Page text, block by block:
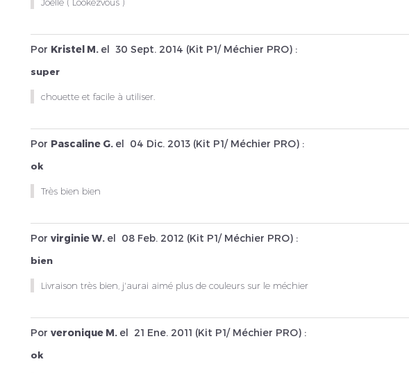
Por Kristel M. el 30 Sept. 2014 (Kit P1/ Méchier PRO) :
super
chouette et facile à utiliser.
Por Pascaline G. el 04 Dic. 2013 (Kit P1/ Méchier PRO) :
ok
Très bien bien
Por virginie W. el 08 Feb. 2012 (Kit P1/ Méchier PRO) :
bien
Livraison très bien, j'aurai aimé plus de couleurs sur le méchier
Por veronique M. el 21 Ene. 2011 (Kit P1/ Méchier PRO) :
ok